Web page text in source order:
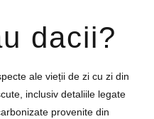
dacii?
ale vieții de zi cu zi din
inclusiv detaliile legate
provenite din